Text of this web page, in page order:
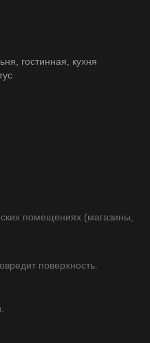
гостинная, кухня
помещениях (магазины,
поверхность.